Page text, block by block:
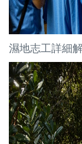
濕地志工詳細